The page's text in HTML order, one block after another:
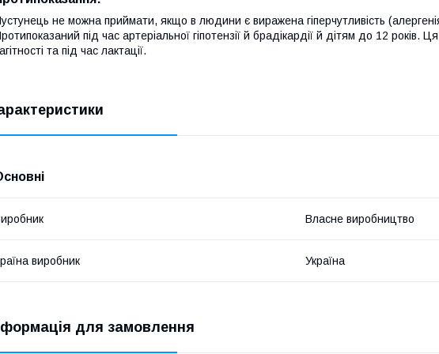
не можна приймати, якщо в людини є виражена гіперчутливість
під час артеріальної гіпотензії й брадікардії й дітям до 12 років.
та під час лактації.
Власне виробництво
виробник Україна
для замовлення